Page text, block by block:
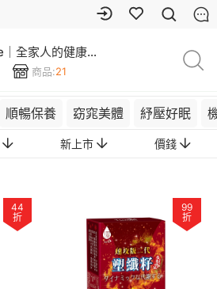
全家人的健康管
商品:21
順暢保養 窈窕美體 紓壓好眠
新上市 價錢
44
折
99
折